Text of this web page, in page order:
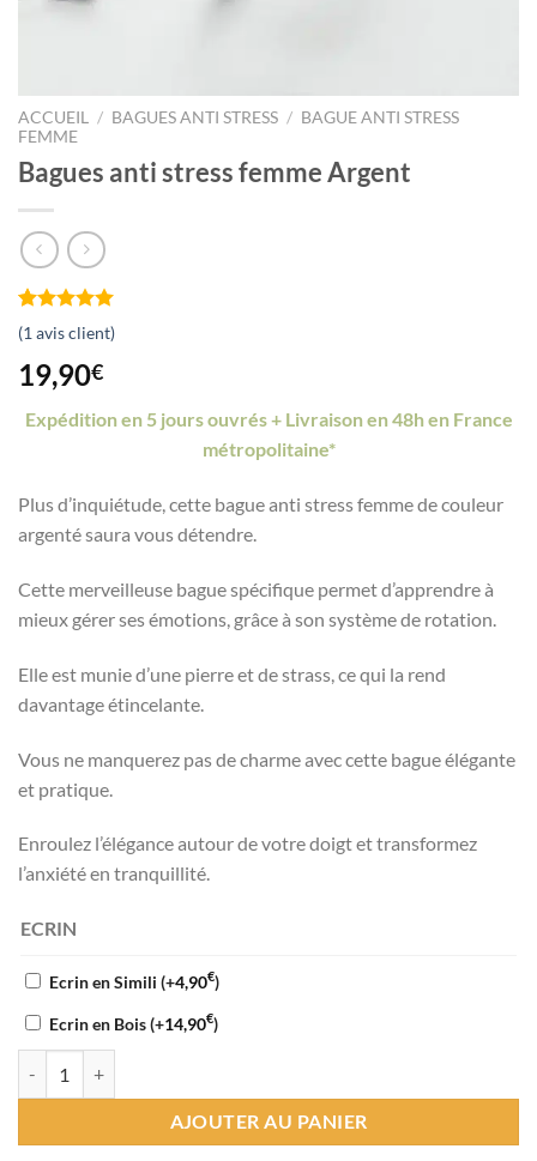
ACCUEIL / BAGUES ANTI STRESS / BAGUE ANTI STRESS
FEMME
Bagues anti stress femme Argent
Noté 5.00
sur 5 basé
sur
1
notation
client
(1avis client)
19,90€
Expédition en 5 jours ouvrés + Livraison en 48h en France
métropolitaine*
Plus d’inquiétude, cette bague anti stress femme de couleur
argenté saura vous détendre.
Cette merveilleuse bague spécifique permet d’apprendre à
mieux gérer ses émotions, grâce à son système de rotation.
Elle est munie d’une pierre et de strass, ce qui la rend
davantage étincelante.
Vous ne manquerez pas de charme avec cette bague élégante
et pratique.
Enroulez l’élégance autour de votre doigt et transformez
l’anxiété en tranquillité.
ECRIN
Ecrin en Simili (+4,90€)
Ecrin en Bois(+14,90€)
AJOUTER AU PANIER